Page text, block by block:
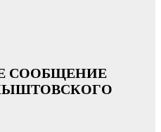
СООБЩЕНИЕ